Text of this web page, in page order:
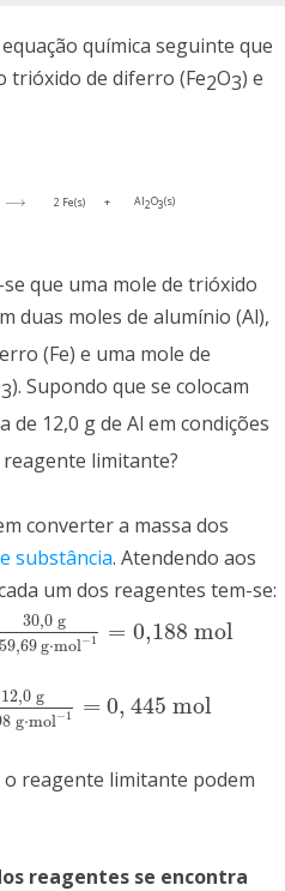
química seguinte que
trióxido de diferro (Fe2O3) e
⟶
⟶ 2 Fe(s) + Al2O3(s)
que uma mole de trióxido
duas moles de alumínio (Al),
(Fe) e uma mole de
3). Supondo que se colocam
de 12,0 g de Al em condições
limitante?
converter a massa dos
substância. Atendendo aos
um dos reagentes tem-se:
30,0 g
g⋅mol−1 = 0,188 mol
⋅mol −1= 0,188 mol
12,0g
g⋅mol−1 = 0, 445 mol
g⋅mol −1=0, 445mol
reagente limitante podem
reagentes se encontra